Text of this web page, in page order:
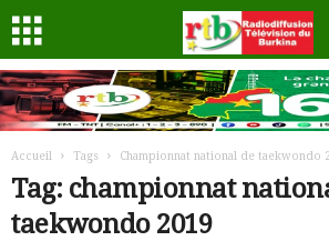
Accueil Tags Championnat national de taekwondo
Tag: championnat
taekwondo 2019